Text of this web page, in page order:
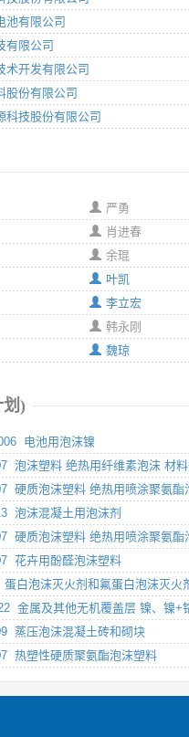
池有限公司
有限公司
术开发有限公司
股份有限公司
科技股份有限公司
严勇
肖进春
余琨
叶凯
李立宏
韩永刚
魏琼
)
电池用泡沫镍
泡沫塑料 绝热用纤维素泡沫 材
硬质泡沫塑料 绝热用喷涂聚氨酯
泡沫混凝土用泡沫剂
硬质泡沫塑料 绝热用喷涂聚氨
花卉用酚醛泡沫塑料
白泡沫灭火剂和氟蛋白泡沫灭火
金属及其他无机覆盖层 镍、镍+
蒸压泡沫混凝土砖和砌块
热塑性硬质聚氨酯泡沫塑料